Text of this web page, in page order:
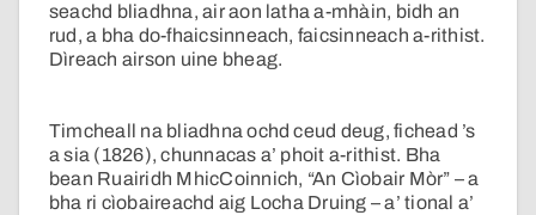
seachd bliadhna, air aon latha a-mhàin, bidh an
rud, a bha do-fhaicsinneach, faicsinneach a-rithist.
Dìreach airson uine bheag.
Timcheall na bliadhna ochd ceud deug, fichead ’s
a sia (1826), chunnacas a’ phoit a-rithist. Bha
bean Ruairidh MhicCoinnich, “An Cìobair Mòr” – a
bha ri cìobaireachd aig Locha Druing – a’ tional a’